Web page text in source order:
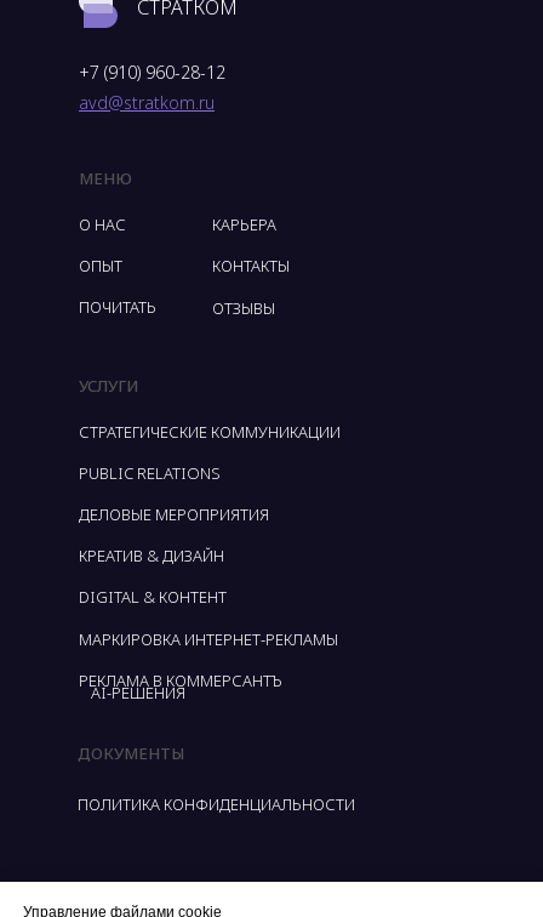
СТРАТКОМ
+7 (910) 960-28-12
avd@stratkom.ru
МЕНЮ
О НАС
ОПЫТ
ПОЧИТАТЬ
КАРЬЕРА
КОНТАКТЫ
ОТЗЫВЫ
УСЛУГИ
СТРАТЕГИЧЕСКИЕ КОММУНИКАЦИИ
PUBLIC RELATIONS
ДЕЛОВЫЕ МЕРОПРИЯТИЯ
КРЕАТИВ & ДИЗАЙН
DIGITAL & КОНТЕНТ
МАРКИРОВКА ИНТЕРНЕТ-РЕКЛАМЫ
ДОКУМЕНТЫ
ПОЛИТИКА КОНФИДЕНЦИАЛЬНОСТИ
СОГЛАСИЕ НА ОБРАБОТКУ ПЕРСОНАЛЬНЫХ
ДАННЫХ
РЕКЛАМА В КОММЕРСАНТЪ
AI-РЕШЕНИЯ
Управление файлами cookie